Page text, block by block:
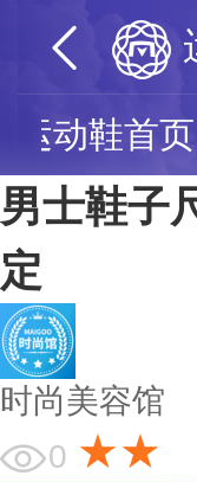
运动鞋首页
男士鞋子
定
时尚美容馆
0 ★★